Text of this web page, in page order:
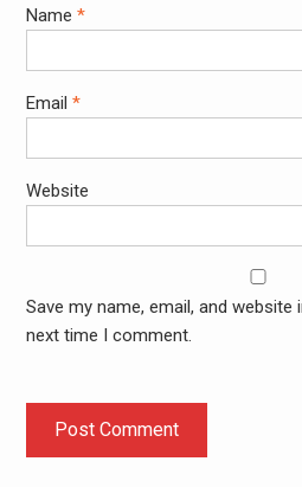
Name *
Email *
Website
Save my name, email, and
next time I comment.